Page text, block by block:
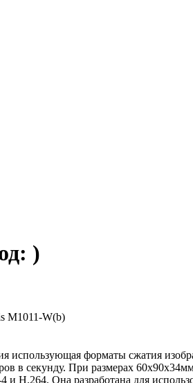
)
использующая форматы сжатия
в секунду. При размерах
Она разработана для